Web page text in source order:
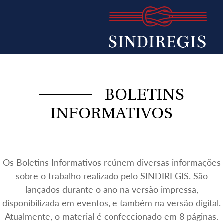
BOLETINS
INFORMATIVOS
Os Boletins Informativos reúnem diversas informações
sobre o trabalho realizado pelo SINDIREGIS. São
lançados durante o ano na versão impressa,
disponibilizada em eventos, e também na versão digital.
Atualmente, o material é confeccionado em 8 páginas.